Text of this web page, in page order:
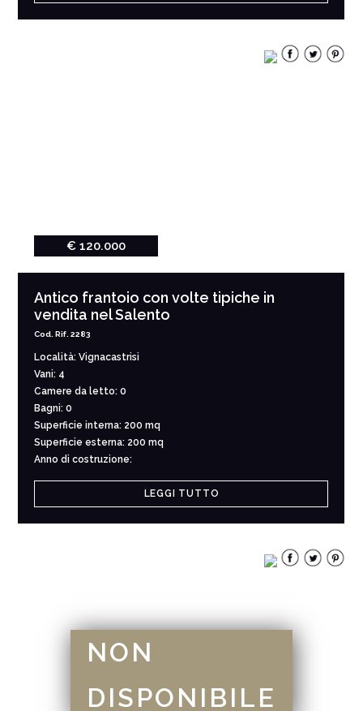
€ 120.000
Antico frantoio con volte tipiche in
vendita nel Salento
Cod. Rif. 2283
Località: Vignacastrisi
Vani: 4
Camere da letto: 0
Bagni: 0
Superficie interna: 200 mq
Superficie esterna: 200 mq
Anno di costruzione:
LEGGI TUTTO
NON
DISPONIBILE